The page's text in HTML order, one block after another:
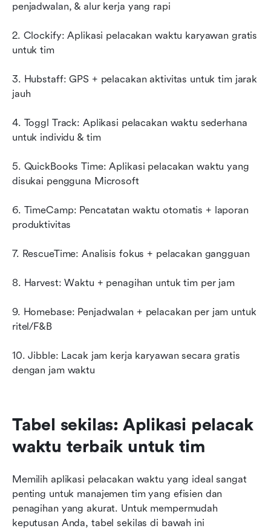
penjadwalan, & alur kerja yang rapi
2. Clockify: Aplikasi pelacakan waktu karyawan gratis
untuk tim
3. Hubstaff: GPS + pelacakan aktivitas untuk tim jarak
jauh
4. Toggl Track: Aplikasi pelacakan waktu sederhana
untuk individu & tim
5. QuickBooks Time: Aplikasi pelacakan waktu yang
disukai pengguna Microsoft
6. TimeCamp: Pencatatan waktu otomatis + laporan
produktivitas
7. RescueTime: Analisis fokus + pelacakan gangguan
8. Harvest: Waktu + penagihan untuk tim per jam
9. Homebase: Penjadwalan + pelacakan per jam untuk
ritel/F&B
10. Jibble: Lacak jam kerja karyawan secara gratis
dengan jam waktu
Tabel sekilas: Aplikasi pelacak
waktu terbaik untuk tim
Memilih aplikasi pelacakan waktu yang ideal sangat
penting untuk manajemen tim yang efisien dan
penagihan yang akurat. Untuk mempermudah
keputusan Anda, tabel sekilas di bawah ini